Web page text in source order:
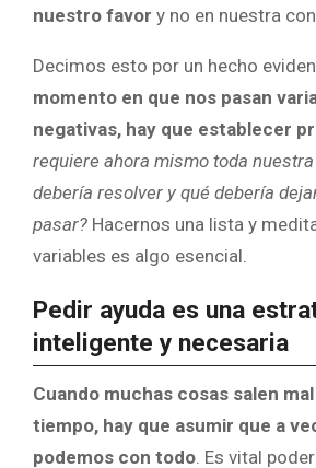
nuestro favor y no en nuestra
Decimos esto por un hecho
momento en que nos pasan
negativas, hay que establecer
requiere ahora mismo toda nuestra
debería resolver y qué debería
pasar? Hacernos una lista y
variables es algo esencial.
Pedir ayuda es una
inteligente y necesaria
Cuando muchas cosas salen
tiempo, hay que asumir que a
podemos con todo. Es vital